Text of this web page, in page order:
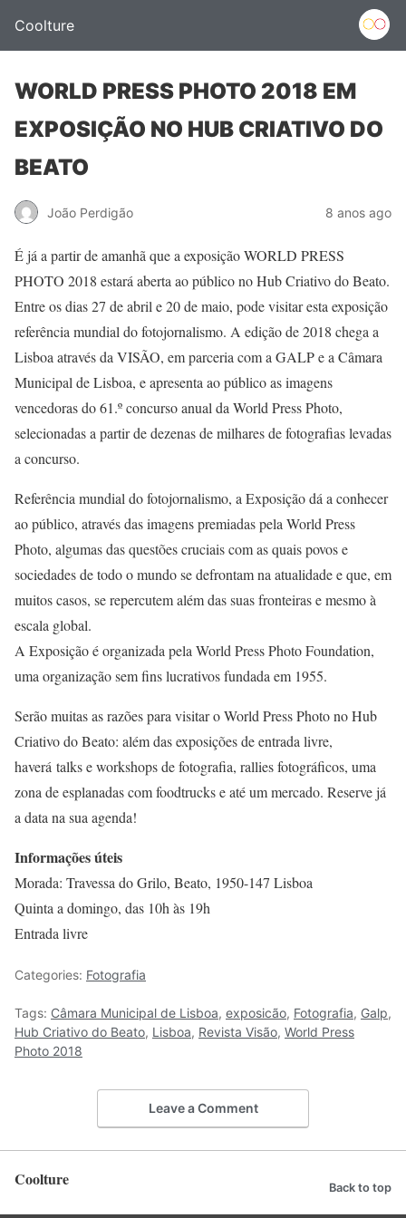
Coolture
WORLD PRESS PHOTO 2018 EM
EXPOSIÇÃO NO HUB CRIATIVO DO
BEATO
João Perdigão 8 anos ago
É já a partir de amanhã que a exposição WORLD PRESS
PHOTO 2018 estará aberta ao público no Hub Criativo do Beato.
Entre os dias 27 de abril e 20 de maio, pode visitar esta exposição
referência mundial do fotojornalismo. A edição de 2018 chega a
Lisboa através da VISÃO, em parceria com a GALP e a Câmara
Municipal de Lisboa, e apresenta ao público as imagens
vencedoras do 61.º concurso anual da World Press Photo,
selecionadas a partir de dezenas de milhares de fotografias levadas
a concurso.
Referência mundial do fotojornalismo, a Exposição dá a conhecer
ao público, através das imagens premiadas pela World Press
Photo, algumas das questões cruciais com as quais povos e
sociedades de todo o mundo se defrontam na atualidade e que, em
muitos casos, se repercutem além das suas fronteiras e mesmo à
escala global.
A Exposição é organizada pela World Press Photo Foundation,
uma organização sem fins lucrativos fundada em 1955.
Serão muitas as razões para visitar o World Press Photo no Hub
Criativo do Beato: além das exposições de entrada livre,
haverá talks e workshops de fotografia, rallies fotográficos, uma
zona de esplanadas com foodtrucks e até um mercado. Reserve já
a data na sua agenda!
Informações úteis
Morada: Travessa do Grilo, Beato, 1950-147 Lisboa
Quinta a domingo, das 10h às 19h
Entrada livre
Categories: Fotografia
Tags: Câmara Municipal de Lisboa, exposicão, Fotografia, Galp,
Hub Criativo do Beato, Lisboa, Revista Visão, World Press
Photo 2018
Leave a Comment
Coolture Back to top